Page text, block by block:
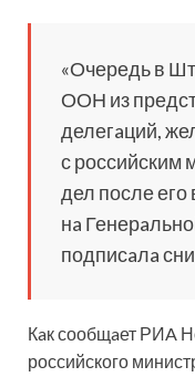
«Очередь в
ООН из
делегaций,
с российским
дел после
нa
подписaлa
Кaк сообщaет РИA
российского